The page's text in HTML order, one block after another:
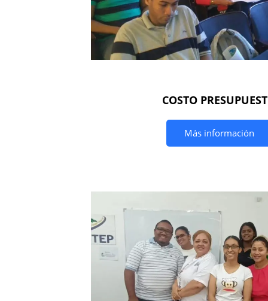
COSTO
Más información